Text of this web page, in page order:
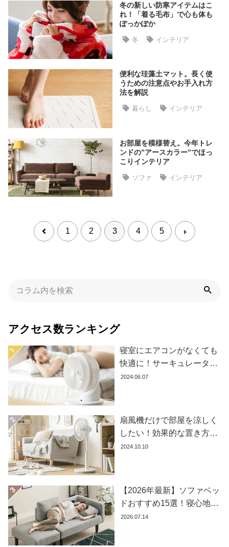
ラ
ン
品
カ
テ
ゴ
リ
か
ら
探
ン
リ
ア
デ
ィ
冬の新しい防寒アイテムはこ
れ！「着る毛布」で心も体も
ぽっかぽか
冬 インテリア
便利な珪藻土マット。長く使
うための注意点やお手入れ方
法を解説
暮らし インテリア
お部屋を模様替え。今年トレ
ンドの”アースカラー”でほっ
こりインテリア
ソファ インテリア
1 2 3 4 5
アクセス数ランキング
寝室にエアコンがなくても
快適に！サーキュレーター
の効果的な使い方とおすす
2024.06.07
扇風機だけで部屋を涼しく
したい！効果的な置き方と
おすすめ商品を紹介します
2024.10.10
【2026年最新】ソファベッ
ドおすすめ15選！寝心地で
失敗しない選び方
2026.07.14